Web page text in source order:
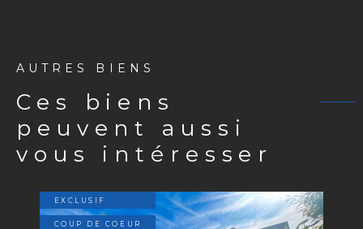
AUTRES BIENS
ces biens
peuvent aussi
vous intéresser
EXCLUSIF
COUP DE COEUR